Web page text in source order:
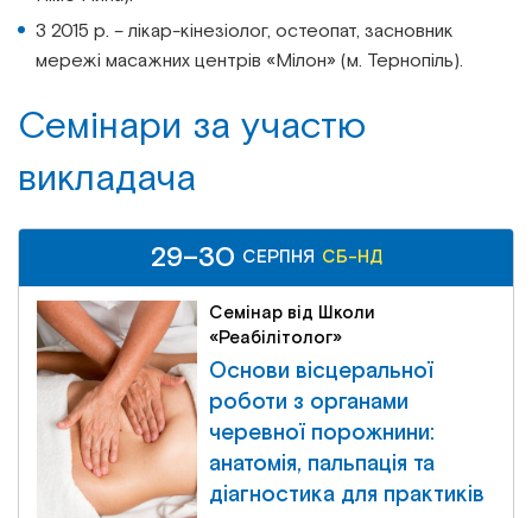
З 2015 р. – лікар-кінезіолог, остеопат, засновник
мережі масажних центрів «Мілон» (м. Тернопіль).
Семінари за участю
викладача
Семінар від Школи
«Реабілітолог»
Основи вісцеральної
роботи з органами
черевної порожнини:
анатомія, пальпація та
діагностика для практиків
29–30 СЕРПНЯ СБ-НД